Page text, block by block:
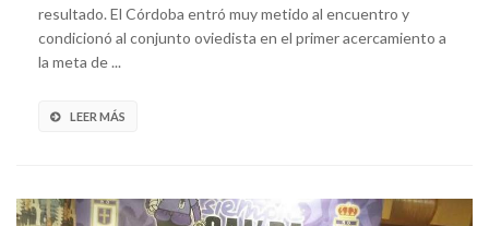
resultado. El Córdoba entró muy metido al encuentro y
condicionó al conjunto oviedista en el primer acercamiento a
la meta de ...
LEER MÁS